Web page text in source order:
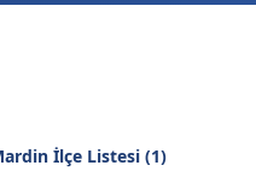
İlçe Listesi (1)